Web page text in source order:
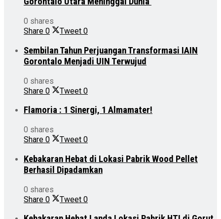
0 shares
Share 0 Tweet 0
Sembilan Tahun Perjuangan Transformasi IAIN
Gorontalo Menjadi UIN Terwujud
0 shares
Share 0 Tweet 0
Flamoria : 1 Sinergi, 1 Almamater!
0 shares
Share 0 Tweet 0
Kebakaran Hebat di Lokasi Pabrik Wood Pellet
Berhasil Dipadamkan
0 shares
Share 0 Tweet 0